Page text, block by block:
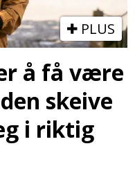
PLUS
å få være
skeive
i riktig